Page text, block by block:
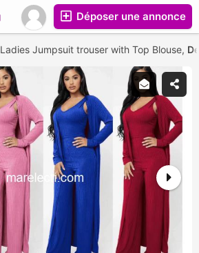
Déposer une annonce
Ladies Jumpsuit trouser with Top Blouse,